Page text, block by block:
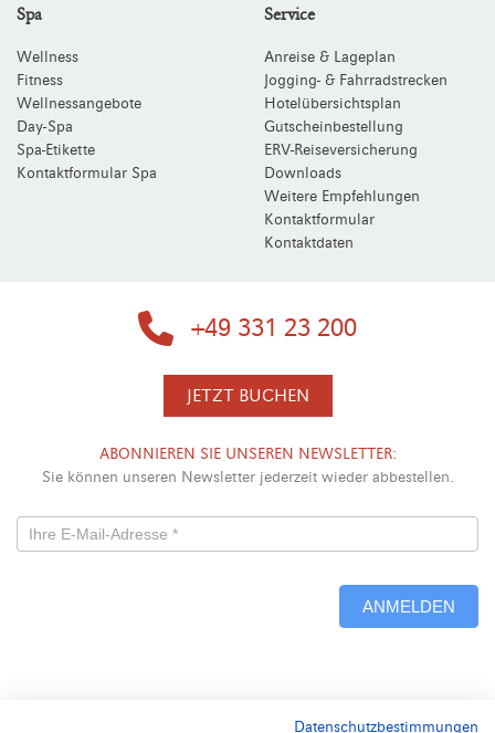
Spa
Wellness
Fitness
Wellnessangebote
Day-Spa
Spa-Etikette
Kontaktformular Spa
Service
Anreise & Lageplan
Jogging- & Fahrradstrecken
Hotelübersichtsplan
Gutscheinbestellung
ERV-Reiseversicherung
Downloads
Weitere Empfehlungen
Kontaktformular
Kontaktdaten
+49 331 23 200
JETZT BUCHEN
ABONNIEREN SIE UNSEREN NEWSLETTER:
Sie können unseren Newsletter jederzeit wieder abbestellen.
Newsletterformular
ANMELDEN
Datenschutzbestimmungen